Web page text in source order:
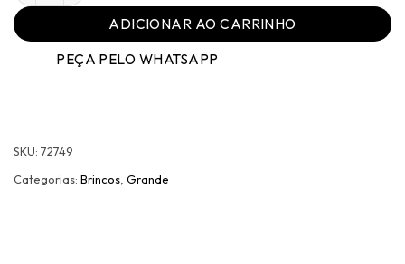
ADICIONAR AO CARRINHO
PEÇA PELO WHATSAPP
SKU: 72749
Categorias: Brincos, Grande